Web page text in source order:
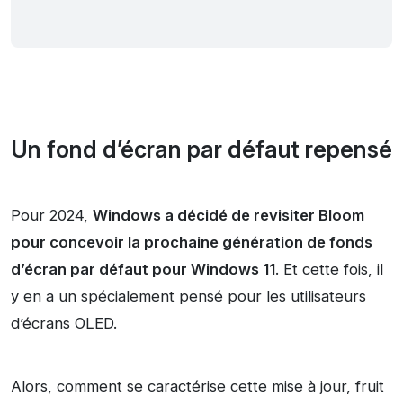
Un fond d’écran par défaut repensé
Pour 2024, Windows a décidé de revisiter Bloom
pour concevoir la prochaine génération de fonds
d’écran par défaut pour Windows 11. Et cette fois, il
y en a un spécialement pensé pour les utilisateurs
d’écrans OLED.
Alors, comment se caractérise cette mise à jour, fruit